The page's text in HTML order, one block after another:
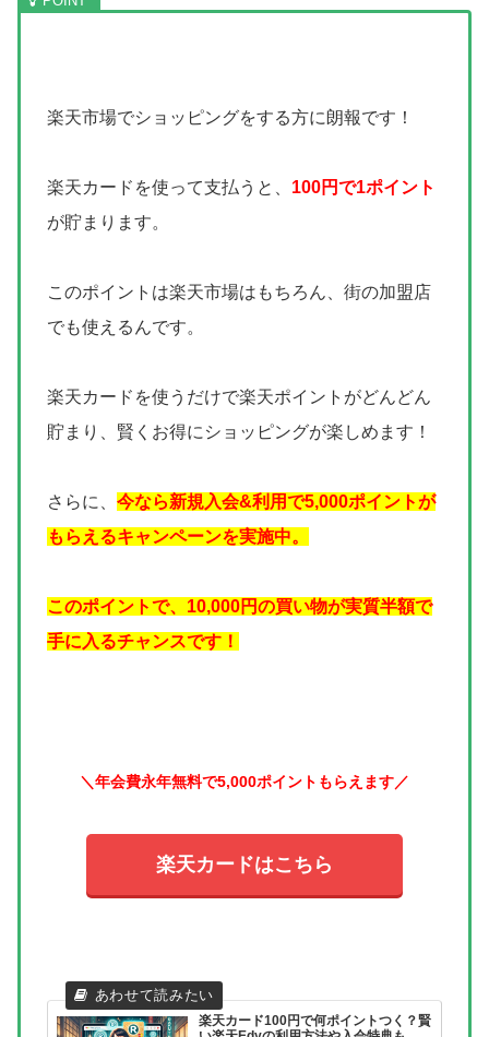
楽天市場でショッピングをする方に朗報です！
楽天カードを使って支払うと、 100円で1ポイント
が貯まります。
このポイントは楽天市場はもちろん、街の加盟店
でも使えるんです。
楽天カードを使うだけで楽天ポイントがどんどん
貯まり、賢くお得にショッピングが楽しめます！
さらに、 今なら新規入会&利用で5,000ポイントが
もらえるキャンペーンを実施中。
このポイントで、10,000円の買い物が実質半額で
手に入るチャンスです！
＼年会費永年無料で5,000ポイントもらえます／
楽天カードはこちら
楽天カード100円で何ポイントつく？賢